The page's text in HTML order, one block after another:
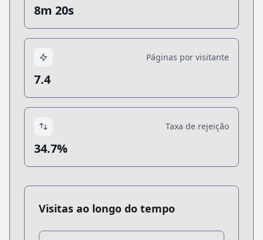
8m 20s
Páginas por visitante
7.4
Taxa de rejeição
34.7%
Visitas ao longo do tempo